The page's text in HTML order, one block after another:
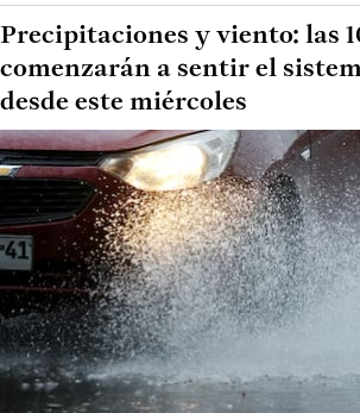
Precipitaciones y viento: las
comenzarán a sentir el
desde este miércoles